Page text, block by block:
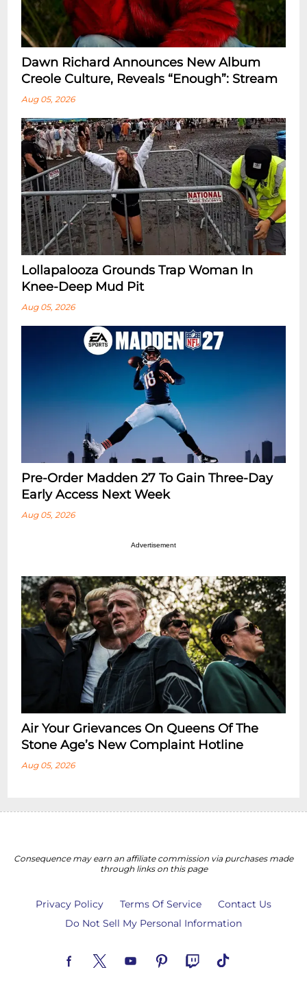
Dawn Richard Announces New Album
Creole Culture, Reveals “enough”: Stream
Aug 05, 2026
Lollapalooza Grounds Trap Woman In
Knee-Deep Mud Pit
Aug 05, 2026
Pre-Order Madden 27 To Gain Three-Day
Early Access Next Week
Aug 05, 2026
Advertisement
Air Your Grievances On Queens Of The
Stone Age’s New Complaint Hotline
Aug 05, 2026
Consequence may earn an affiliate commission via purchases made
through links on this page
Privacy Policy Terms Of Service
Contact Us
Do Not Sell My Personal Information